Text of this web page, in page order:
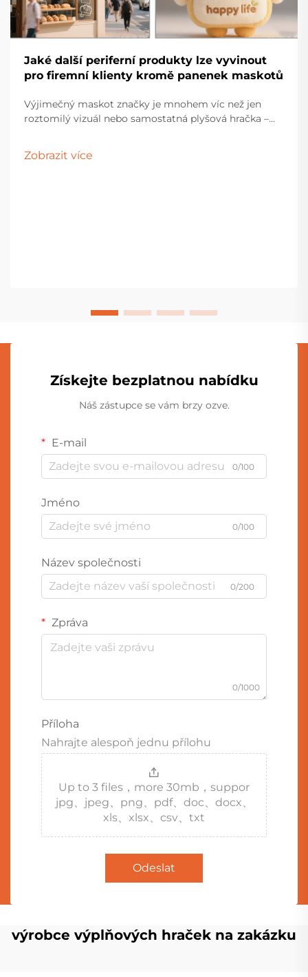
Jaké další periferní produkty lze vyvinout
pro firemní klienty kromě panenek maskotů
Výjimečný maskot značky je mnohem víc než jen
roztomilý vizuál nebo samostatná plyšová hračka –
příznivci. Vytvořením rozmanité škály periferních...
Zobrazit více
Získejte bezplatnou nabídku
Náš zástupce se vám brzy ozve.
E-mail
0/100
Jméno
0/100
Název společnosti
0/200
Zpráva
0/1000
Příloha
Nahrajte alespoň jednu přílohu
Up to 3 files，more 30mb，suppor
jpg、jpeg、png、pdf、doc、docx、
xls、xlsx、csv、txt
Odeslat
výrobce výplňových hraček na zakázku